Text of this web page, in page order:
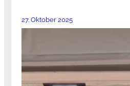
27. Oktober 2025